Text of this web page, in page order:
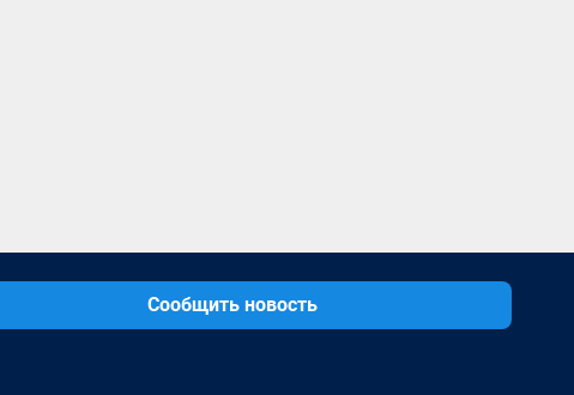
Сообщить новость